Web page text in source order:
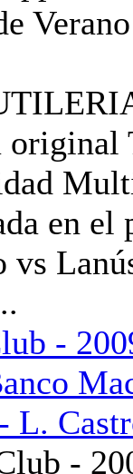
original
en el
vs
-
L.